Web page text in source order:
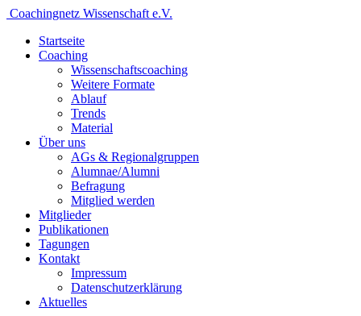
Coachingnetz Wissenschaft e.V.
Startseite
Coaching
Wissenschafts­coaching
Weitere Formate
Ablauf
Trends
Material
Über uns
AGs & Regionalgruppen
Alumnae/Alumni
Befragung
Mitglied werden
Mitglieder
Publikationen
Tagungen
Kontakt
Impressum
Datenschutzerklärung
Aktuelles